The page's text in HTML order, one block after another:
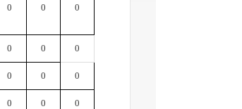
0 0 0
0 0 0
0 0 0
0 0 0